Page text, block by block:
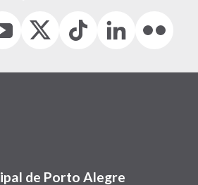
(Antigo
(link
Tiktok
(link
em
LinkedIn
(link
em
(link
em
de Porto Alegre